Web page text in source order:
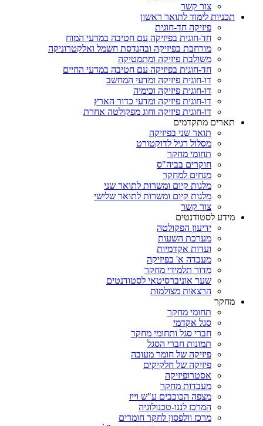
צור קשר
תכניות לימוד לתואר ראשון
פיזיקה חד-חוגית
חד-חוגית בפיזיקה עם חטיבה במדעי המוח
מורחבת בפיזיקה ובהנדסת חשמל ואלקטרוניקה
משולבת פיזיקה ומתמטיקה
חד-חוגית בפיזיקה עם חטיבה במדעי החיים
דו-חוגית פיזיקה ומדעי המחשב
דו-חוגית פיזיקה וכימיה
דו-חוגית פיזיקה ומדעי כדור הארץ
דו-חוגית פיזיקה וחוג מפקולטה אחרת
תארים מתקדמים
תואר שני בפיזיקה
מסלול רגיל לדוקטורט
תחומי מחקר
חוקרים בביה"ס
מנחים למחקר
מלגות קיום ומשרות לתואר שני
מלגות קיום ומשרות לתואר שלישי
צור קשר
מידע לסטודנטים
ידיעון הפקולטה
מערכת השעות
ועדות אקדמיות
מעבדה א' בפיזיקה
מדור תלמידי מחקר
שער אוניברסיטאי לסטודנטים
הרצאות מצולמות
מחקר
תחומי מחקר
סגל אקדמי
חברי סגל ותחומי מחקר
תמונות חברי הסגל
פיזיקה של חומר מעובה
פיזיקה של חלקיקים
אסטרופיזיקה
מעבדות מחקר
מצפה הכוכבים ע"ש וייז
המרכז לננו-טכנולוגיה
מרכז וולפסון לחקר חומרים